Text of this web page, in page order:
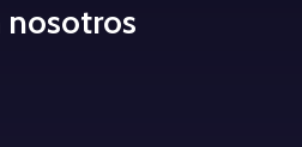
nosotros